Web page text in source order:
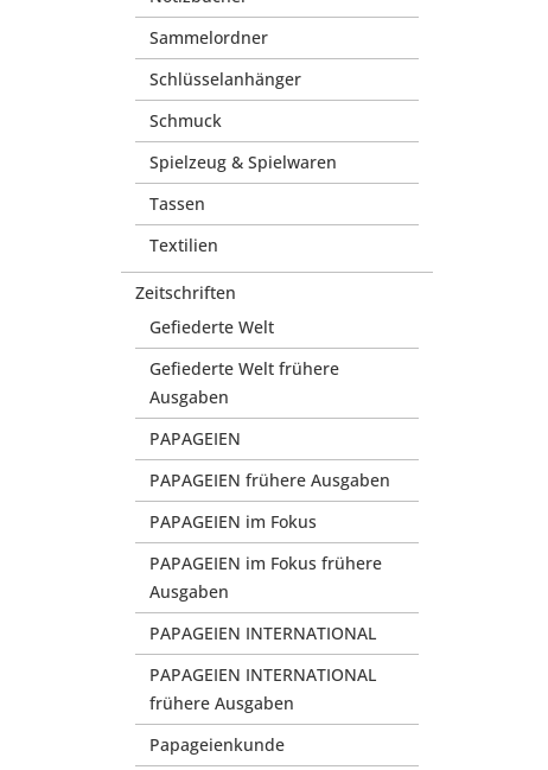
Sammelordner
Schlüsselanhänger
Schmuck
Spielzeug & Spielwaren
Tassen
Textilien
Zeitschriften
Gefiederte Welt
Gefiederte Welt frühere
Ausgaben
PAPAGEIEN
PAPAGEIEN frühere Ausgaben
PAPAGEIEN im Fokus
PAPAGEIEN im Fokus frühere
Ausgaben
PAPAGEIEN INTERNATIONAL
PAPAGEIEN INTERNATIONAL
frühere Ausgaben
Papageienkunde